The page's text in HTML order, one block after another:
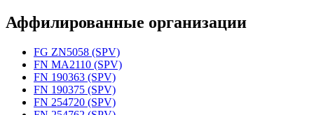
Аффилированные организации
FG ZN5058 (SPV)
FN MA2110 (SPV)
FN 190363 (SPV)
FN 190375 (SPV)
FN 254720 (SPV)